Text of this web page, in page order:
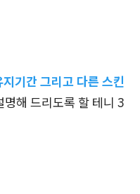
기간 그리고 다른 스킨
명해 드리도록 할 테니 3